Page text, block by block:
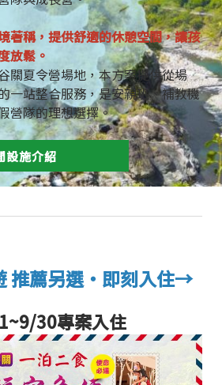
著稱，提供舒適的休憩空間，讓孩
放鬆。
關夏令營場地，本方案提供從場
一站整合服務，是安親班、補教機
營隊的理想選擇。
設施介紹
推薦另選‧即刻入住→
30專案入住